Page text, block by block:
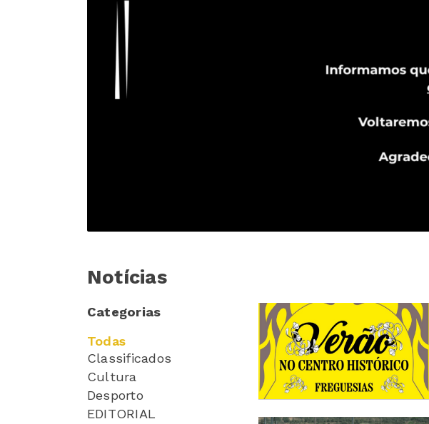
Notícias
Categorias
Todas
Classificados
Cultura
Desporto
EDITORIAL